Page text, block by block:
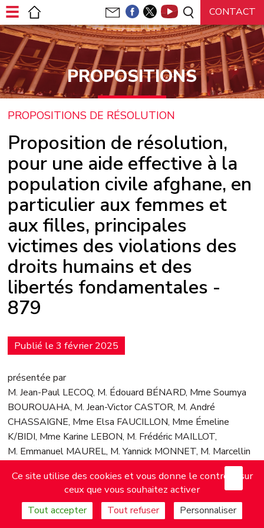
PROPOSITIONS
PROPOSITIONS DE RÉSOLUTION
Proposition de résolution,
pour une aide effective à la
population civile afghane, en
particulier aux femmes et
aux filles, principales
victimes des violations des
droits humains et des
libertés fondamentales -
879
Publié le 3 février 2025
présentée par
M. Jean-Paul LECOQ, M. Édouard BÉNARD, Mme Soumya
BOUROUAHA, M. Jean-Victor CASTOR, M. André
CHASSAIGNE, Mme Elsa FAUCILLON, Mme Émeline
K/BIDI, Mme Karine LEBON, M. Frédéric MAILLOT,
M. Emmanuel MAUREL, M. Yannick MONNET, M. Marcellin
ARBELOT, M. Davy RIMANE, M. Nicolas SANSU,
M. Emmanuel TJIBAOU, M. Guillaume GOUFFIER
VALENTE, Mme Dominique VOYNET, M. Alexis
Panneau de gestion des cookies
Ce site utilise des cookies et vous donne le contrôle sur
ceux que vous souhaitez activer
Tout accepter Tout refuser Personnaliser